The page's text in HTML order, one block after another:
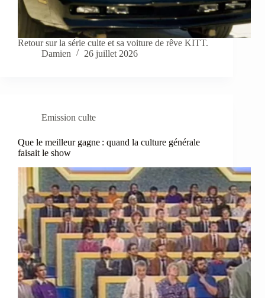
Retour sur la série culte et sa voiture de rêve KITT.
Damien
26 juillet 2026
Emission culte
Que le meilleur gagne : quand la culture générale
faisait le show